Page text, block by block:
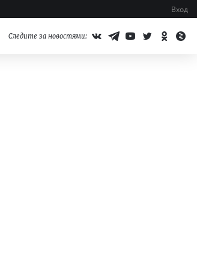
Вход
Следите за новостями: